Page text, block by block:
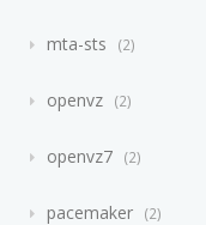
mta-sts 2
openvz 2
openvz7 2
pacemaker 2